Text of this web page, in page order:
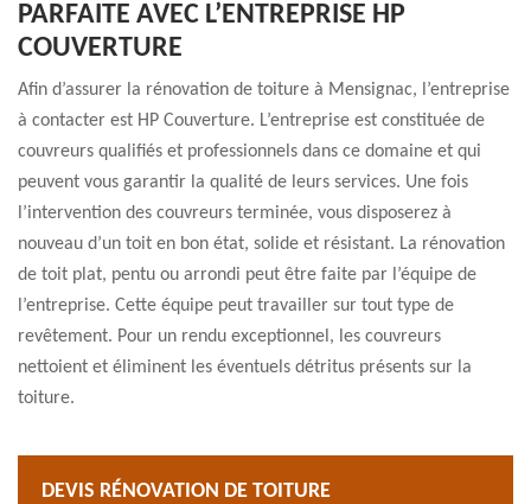
PARFAITE AVEC L’ENTREPRISE HP
COUVERTURE
Afin d’assurer la rénovation de toiture à Mensignac, l’entreprise
à contacter est HP Couverture. L’entreprise est constituée de
couvreurs qualifiés et professionnels dans ce domaine et qui
peuvent vous garantir la qualité de leurs services. Une fois
l’intervention des couvreurs terminée, vous disposerez à
nouveau d’un toit en bon état, solide et résistant. La rénovation
de toit plat, pentu ou arrondi peut être faite par l’équipe de
l’entreprise. Cette équipe peut travailler sur tout type de
revêtement. Pour un rendu exceptionnel, les couvreurs
nettoient et éliminent les éventuels détritus présents sur la
toiture.
DEVIS RÉNOVATION DE TOITURE